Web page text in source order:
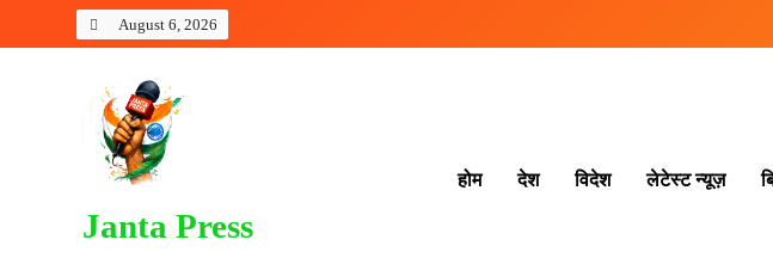
August 6, 2026
Janta Press
होम देश विदेश लेटेस्ट न्यूज़